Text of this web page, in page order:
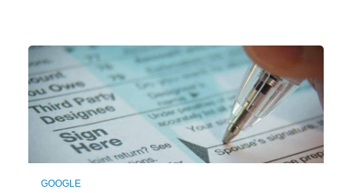
GOOGLE